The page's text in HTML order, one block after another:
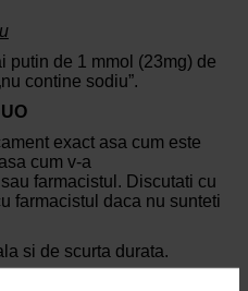
putin de 1 mmol (23mg) de
contine sodiu”.
exact asa cum este
cum v-a
sau farmacistul. Discutati cu
farmacistul daca nu sunteti
si de scurta durata.